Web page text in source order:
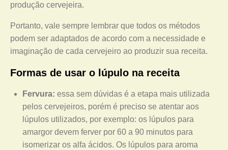
produção cervejeira.
Portanto, vale sempre lembrar que todos os métodos
podem ser adaptados de acordo com a necessidade e
imaginação de cada cervejeiro ao produzir sua receita.
Formas de usar o lúpulo na receita
Fervura: essa sem dúvidas é a etapa mais utilizada
pelos cervejeiros, porém é preciso se atentar aos
lúpulos utilizados, por exemplo: os lúpulos para
amargor devem ferver por 60 a 90 minutos para
isomerizar os alfa ácidos. Os lúpulos para aroma